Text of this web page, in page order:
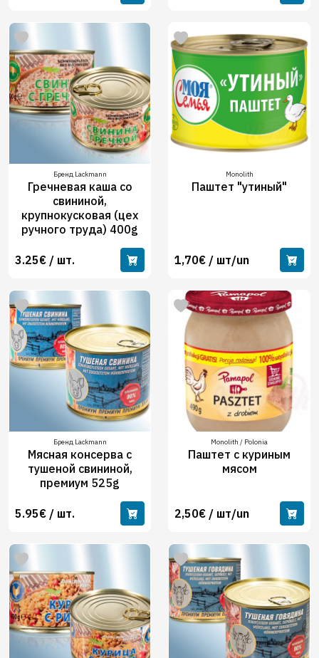
Бренд Lackmann
Гречневая каша со
свининой,
крупнокусковая (цех
ручного труда) 400g
3.25€ / шт.
Monolith
Паштет "утиный"
1,70€ / шт/un
Бренд Lackmann
Мясная консерва с
тушеной свининой,
премиум 525g
5.95€ / шт.
Monolith / Polonia
Паштет с куриным
мясом
2,50€ / шт/un